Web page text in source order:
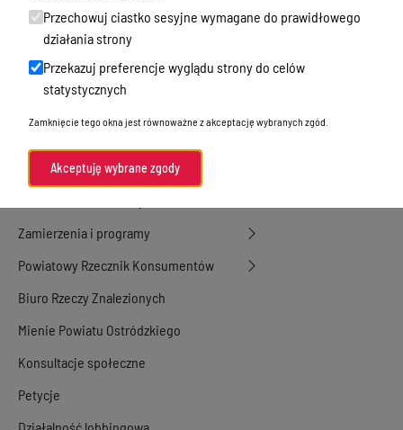
Rejestry, ewidencje i archiwa
Budżet
Organizacja działania samorządu
powiatowego
Oświadczenia majątkowe
Zamierzenia i programy
Powiatowy Rzecznik Konsumentów
Biuro Rzeczy Znalezionych
Mienie Powiatu Ostródzkiego
Konsultacje społeczne
Petycje
Przechowuj ciastko sesyjne wymagane do prawidłowego
działania strony
Przekazuj preferencje wyglądu strony do celów
statystycznych
Zamknięcie tego okna jest równoważne z akceptację wybranych zgód.
Akceptuję wybrane zgody